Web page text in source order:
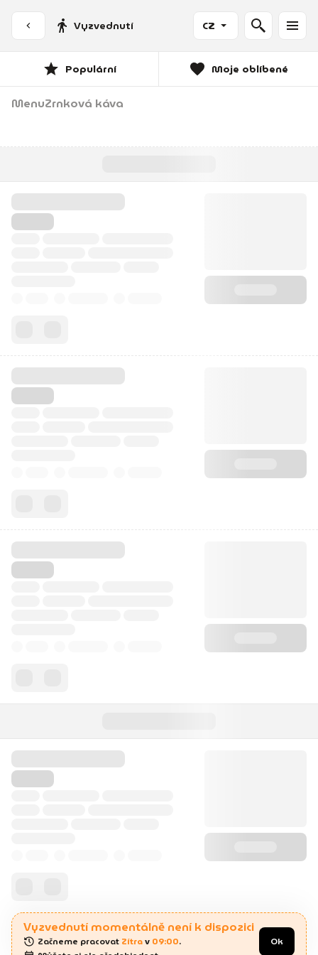
Vyzvednutí CZ
Populární Moje oblíbené
MenuZrnková káva
Vyzvednutí momentálně není k dispozici
Začneme pracovat Zítra v 09:00.
Ok